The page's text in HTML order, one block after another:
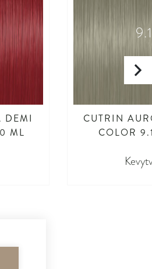
DEMI
ML
CUTRIN
COLOR